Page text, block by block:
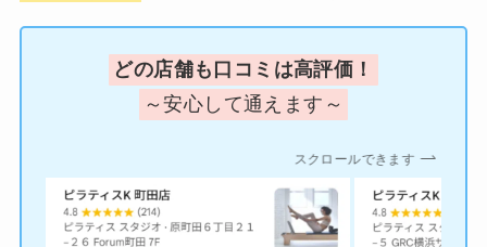
どの店舗も口コミは高評価！
～安心して通えます～
スクロールできます